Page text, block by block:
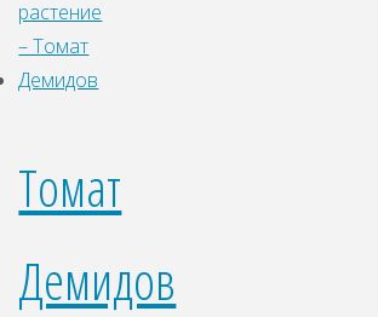
Томат
Демидов